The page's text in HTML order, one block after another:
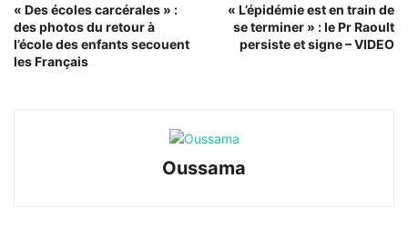
« Des écoles carcérales » :
des photos du retour à
l’école des enfants secouent
les Français
« L’épidémie est en train de
se terminer » : le Pr Raoult
persiste et signe – VIDEO
Oussama